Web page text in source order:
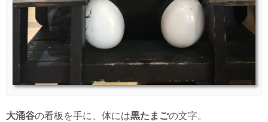
大涌谷の看板を手に、体には黒たまごの文字。